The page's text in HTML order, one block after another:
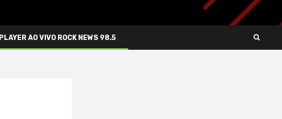
PLAYER AO VIVO ROCK NEWS 98.5